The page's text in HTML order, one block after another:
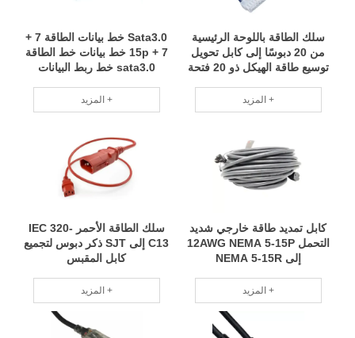
Sata3.0 خط بيانات الطاقة 7 +
7 + 15p خط بيانات خط الطاقة
sata3.0 خط ربط البيانات
المزيد +
سلك الطاقة باللوحة الرئيسية
من 20 دبوسًا إلى كابل تحويل
توسيع طاقة الهيكل ذو 20 فتحة
المزيد +
سلك الطاقة الأحمر IEC 320-
C13 إلى SJT ذكر دبوس لتجميع
كابل المقبس
المزيد +
كابل تمديد طاقة خارجي شديد
التحمل 12AWG NEMA 5-15P
إلى NEMA 5-15R
المزيد +